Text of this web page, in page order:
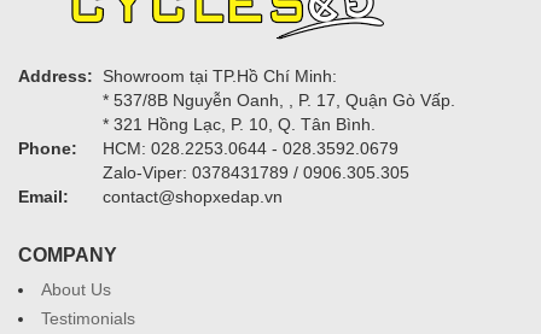
Address:
Showroom tại TP.Hồ Chí Minh:
* 537/8B Nguyễn Oanh, , P. 17, Quận Gò Vấp.
* 321 Hồng Lạc, P. 10, Q. Tân Bình.
Phone:
HCM: 028.2253.0644 - 028.3592.0679
Zalo-Viper: 0378431789 / 0906.305.305
Email:
contact@shopxedap.vn
COMPANY
About Us
Testimonials